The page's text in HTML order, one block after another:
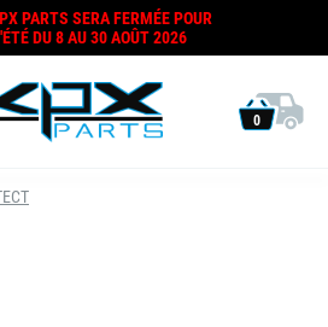
PARTS SERA FERMÉE POUR
DU 8 AU 30 AOÛT 2026
0